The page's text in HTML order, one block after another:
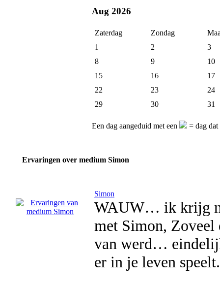
Aug 2026
Zaterdag Zondag
1
2
3
8
9
10
15
16
17
22
23
24
29
30 31
Een dag aangeduid met een = dag
Ervaringen over medium Simon
Simon
WAUW… ik krijg
met Simon,
van werd…
er in je leven